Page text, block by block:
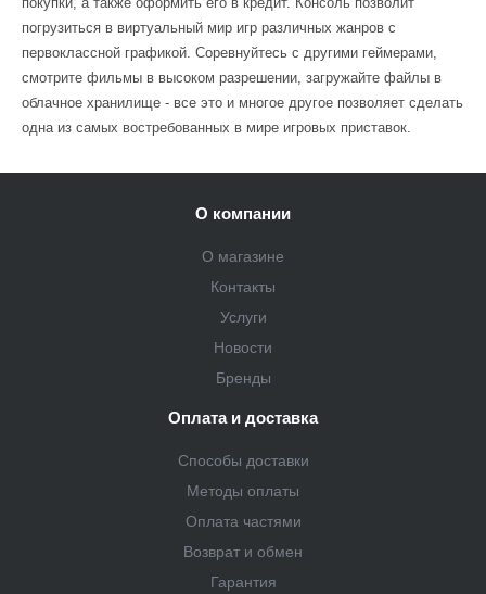
погрузиться в виртуальный мир игр различных жанров с
первоклассной графикой. Соревнуйтесь с другими геймерами,
смотрите фильмы в высоком разрешении, загружайте файлы в
облачное хранилище - все это и многое другое позволяет сделать
одна из самых востребованных в мире игровых приставок.
О компании
О магазине
Контакты
Услуги
Новости
Бренды
Оплата и доставка
Способы доставки
Методы оплаты
Оплата частями
Возврат и обмен
Гарантия